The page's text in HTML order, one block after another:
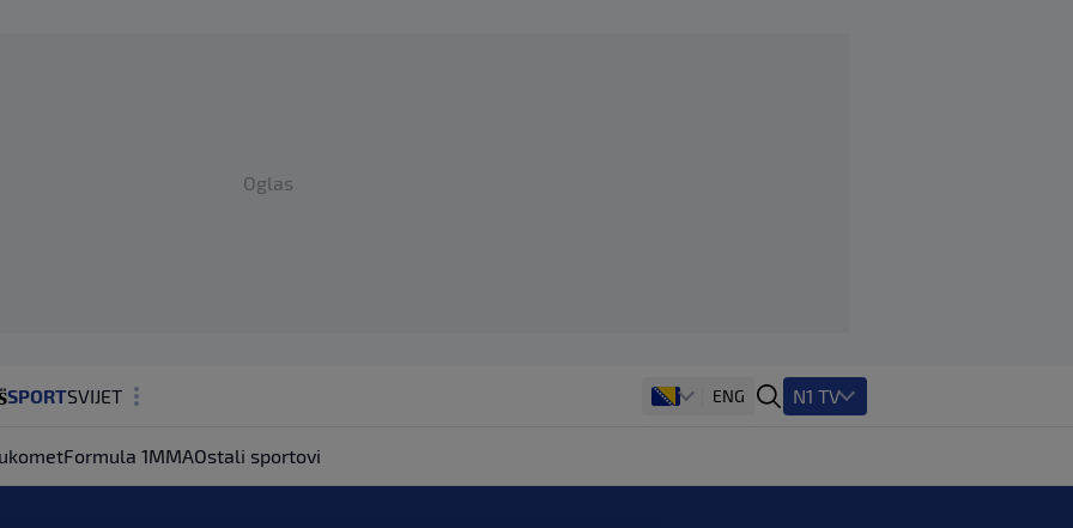
Oglas
SPORTSVIJET
ZDRAVLJE
ENG N1 TV
Formula 1MMAOstali sportovi